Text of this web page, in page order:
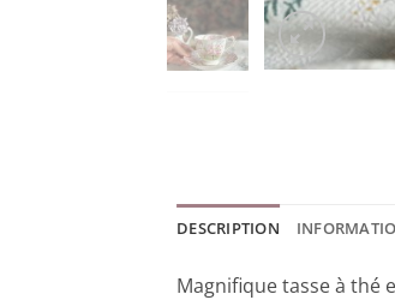
DESCRIPTION
Magnifique tasse à thé